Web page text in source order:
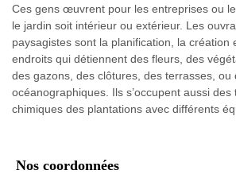
Ces gens œuvrent pour les entreprises ou
le jardin soit intérieur ou extérieur. Les
paysagistes sont la planification, la création
endroits qui détiennent des fleurs, des
des gazons, des clôtures, des terrasses, ou
océanographiques. Ils s’occupent aussi des
chimiques des plantations avec différents
Nos coordonnées